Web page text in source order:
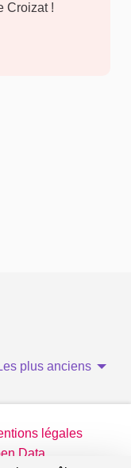
Croizat !
plus anciens
légales
Data